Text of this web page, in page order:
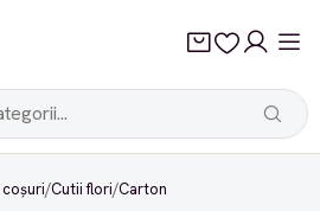
coșuri/Cutii flori/Carton